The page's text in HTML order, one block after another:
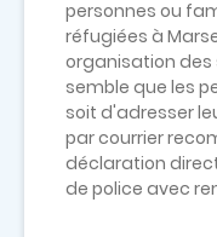
personnes ou
réfugiées à
organisation des
semble que les
soit d'adresser
par courrier
déclaration
de police avec